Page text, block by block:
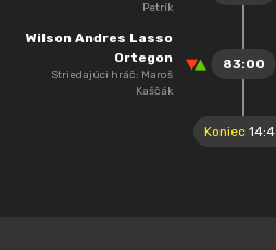
Petrík
83:00
Wilson Andres Lasso
Ortegon
Striedajúci hráč: Maroš
Kaščák
Koniec